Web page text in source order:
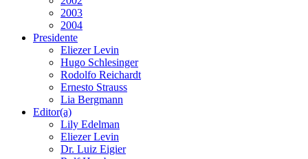
2003
2004
Presidente
Eliezer Levin
Hugo Schlesinger
Rodolfo Reichardt
Ernesto Strauss
Lia Bergmann
Editor(a)
Lily Edelman
Eliezer Levin
Dr. Luiz Eigier